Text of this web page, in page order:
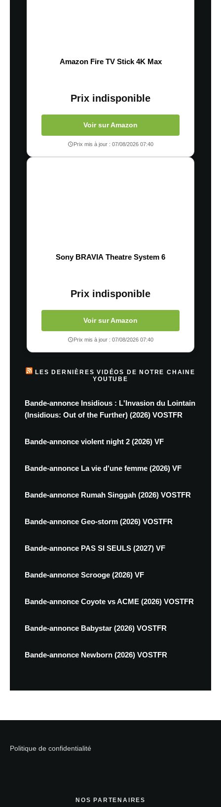
Amazon Fire TV Stick 4K Max
Prix indisponible
Voir sur Amazon
Prix mis à jour : 07/08/2026 07:40
Sony BRAVIA Theatre System 6
Prix indisponible
Voir sur Amazon
Prix mis à jour : 07/08/2026 07:40
LES DERNIÈRES VIDÉOS DE NOTRE CHAINE
YOUTUBE
Bande-annonce Insidious : L'Invasion du Lointain
(Insidious: Out of the Further) (2026) VOSTFR
Bande-annonce violent night 2 (2026) VF
Bande-annonce La vie d'une femme (2026) VF
Bande-annonce Rumah Singgah (2026) VOSTFR
Bande-annonce Geo-storm (2026) VOSTFR
Bande-annonce PAS SI SEULS (2027) VF
Bande-annonce Scrooge (2026) VF
Bande-annonce Coyote vs ACME (2026) VOSTFR
Bande-annonce Babystar (2026) VOSTFR
Bande-annonce Newborn (2026) VOSTFR
Politique de confidentialité
NOS PARTENAIRES